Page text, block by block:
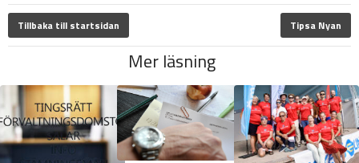
Tillbaka till startsidan Tipsa Nyan
Mer läsning